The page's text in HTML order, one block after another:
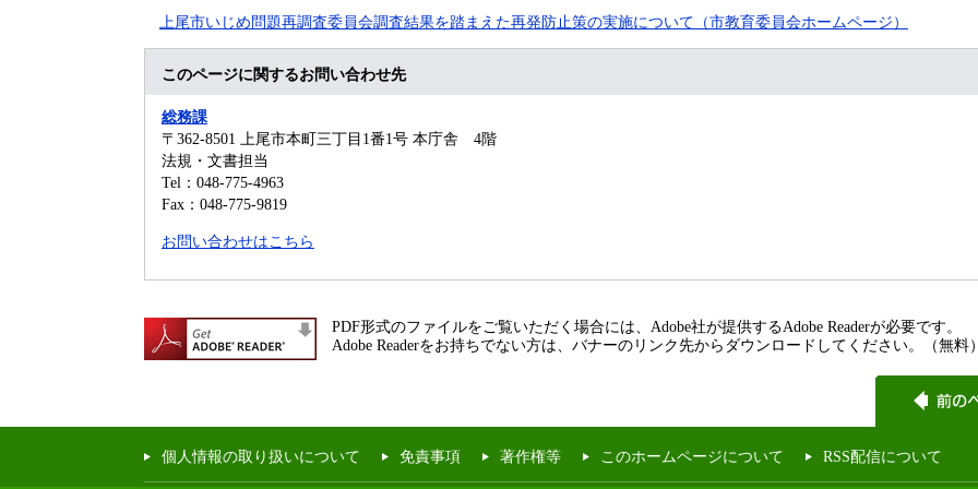
上尾市いじめ問題再調査委員会調査結果を踏まえた再発防止策の実施について（市教育委員会ホームページ）
このページに関するお問い合わせ先
総務課
〒362-8501
上尾市本町三丁目1番1号 本庁舎 4階
法規・文書担当
Tel：048-775-4963
Fax：048-775-9819
お問い合わせはこちら
PDF形式のファイルをご覧いただく場合には、Adobe社が提供するAdobe Readerが必要です。
Adobe Readerをお持ちでない方は、バナーのリンク先からダウンロードしてください。（無料
個人情報の取り扱いについて 免責事項 著作権等 このホームページについて RSS配信について